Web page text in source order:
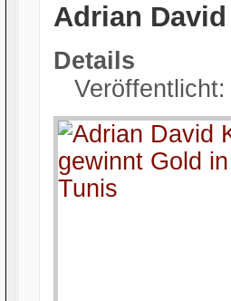
Adrian
Details